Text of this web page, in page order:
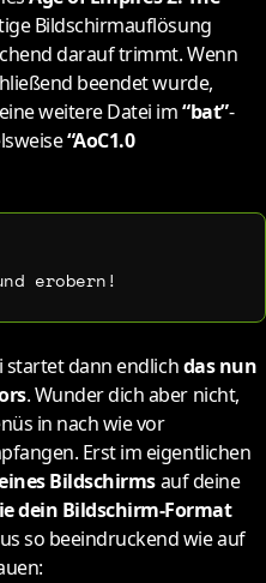
Bildschirmauflösung
darauf trimmt. Wenn
beendet wurde,
weitere Datei im“bat”-
“AoC1.0
erobern!
startet dann endlichdas nun
. Wunder dich aber nicht,
in nach wie vor
Erst im eigentlichen
Bildschirmsauf deine
dein Bildschirm-Format
so beeindruckend wie auf